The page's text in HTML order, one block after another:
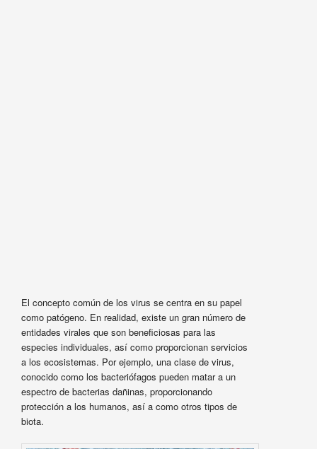
El concepto común de los virus se centra en su papel
como patógeno. En realidad, existe un gran número de
entidades virales que son beneficiosas para las
especies individuales, así como proporcionan servicios
a los ecosistemas. Por ejemplo, una clase de virus,
conocido como los bacteriófagos pueden matar a un
espectro de bacterias dañinas, proporcionando
protección a los humanos, así a como otros tipos de
biota.